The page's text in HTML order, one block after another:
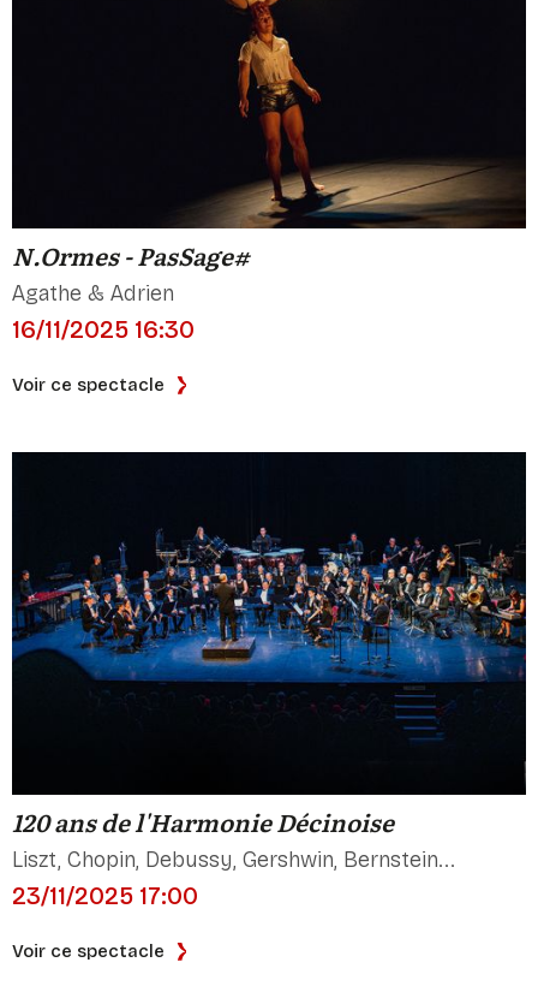
N.Ormes - PasSage#
Agathe & Adrien
16/11/2025 16:30
Voir ce spectacle
120 ans de l'Harmonie Décinoise
Liszt, Chopin, Debussy, Gershwin, Bernstein...
23/11/2025 17:00
Voir ce spectacle